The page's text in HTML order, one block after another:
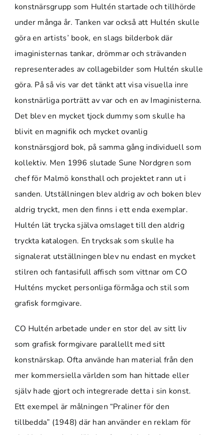
konstnärsgrupp som Hultén startade och tillhörde
under många år. Tanken var också att Hultén skulle
göra en artists’ book, en slags bilderbok där
imaginisternas tankar, drömmar och strävanden
representerades av collagebilder som Hultén skulle
göra. På så vis var det tänkt att visa visuella inre
konstnärliga porträtt av var och en av Imaginisterna.
Det blev en mycket tjock dummy som skulle ha
blivit en magnifik och mycket ovanlig
konstnärsgjord bok, på samma gång individuell som
kollektiv. Men 1996 slutade Sune Nordgren som
chef för Malmö konsthall och projektet rann ut i
sanden. Utställningen blev aldrig av och boken blev
aldrig tryckt, men den finns i ett enda exemplar.
Hultén lät trycka själva omslaget till den aldrig
tryckta katalogen. En trycksak som skulle ha
signalerat utställningen blev nu endast en mycket
stilren och fantasifull affisch som vittnar om CO
Hulténs mycket personliga förmåga och stil som
grafisk formgivare.
CO Hultén arbetade under en stor del av sitt liv
som grafisk formgivare parallellt med sitt
konstnärskap. Ofta använde han material från den
mer kommersiella världen som han hittade eller
själv hade gjort och integrerade detta i sin konst.
Ett exempel är målningen “Praliner för den
tillbedda” (1948) där han använder en reklam för